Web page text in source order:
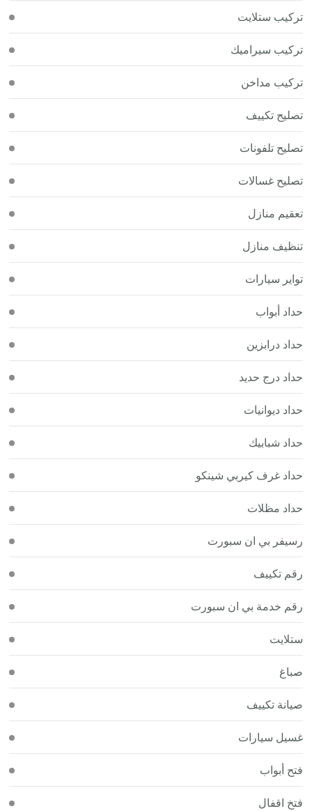
تركيب ستلايت
تركيب سيراميك
تركيب مداخن
تصليح تكييف
تصليح تلفونات
تصليح غسالات
تعقيم منازل
تنظيف منازل
تواير سيارات
حداد أبواب
حداد درابزين
حداد درج حديد
حداد ديوانيات
حداد شبابيك
حداد غرف كيربي شينكو
حداد مظلات
رسيفر بي ان سبورت
رقم تكييف
رقم خدمة بي ان سبورت
ستلايت
صباغ
صيانة تكييف
غسيل سيارات
فتح أبواب
فتخ اقفال